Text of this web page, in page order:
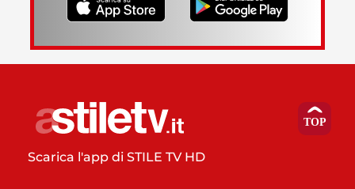
Scarica l'app di STILE TV HD